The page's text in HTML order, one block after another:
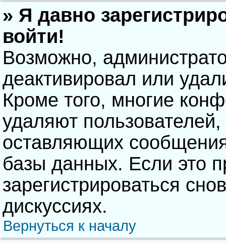
» Я давно
войти!
Возможно,
деактивировал или
Кроме того, многие
удаляют
оставляющих
базы данных. Если это
зарегистрироваться
дискуссиях.
Вернуться к началу